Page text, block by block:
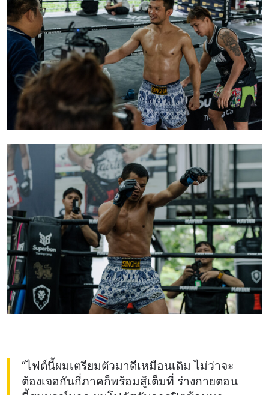
“ไฟต์นี้ผมเตรียมตัวมาดีเหมือนเดิม ไม่ว่าจะ
ต้องเจอกันกี่ภาคก็พร้อมสู้เต็มที่ ร่างกายตอน